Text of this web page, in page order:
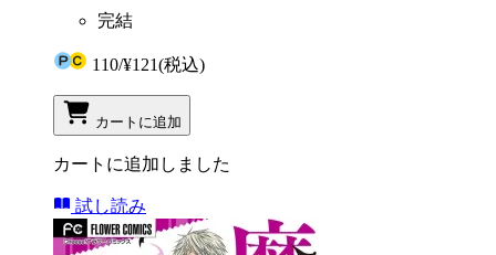
完結
110/¥121(税込)
カートに追加
カートに追加しました
試し読み